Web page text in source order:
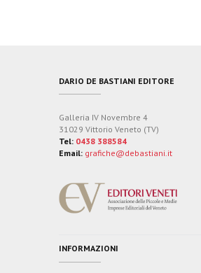
DARIO DE BASTIANI EDITORE
Galleria IV Novembre 4
31029 Vittorio Veneto (TV)
Tel: 0438 388584
Email: grafiche@debastiani.it
INFORMAZIONI